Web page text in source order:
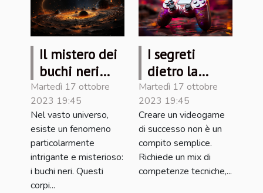
Il mistero dei
buchi neri
spiegato in
termini
semplici
Martedì 17 ottobre
2023 19:45
Nel vasto universo,
esiste un fenomeno
particolarmente
intrigante e misterioso:
i buchi neri. Questi
corpi...
I segreti
dietro la
creazione di
un videogame
di successo
Martedì 17 ottobre
2023 19:45
Creare un videogame
di successo non è un
compito semplice.
Richiede un mix di
competenze tecniche,...